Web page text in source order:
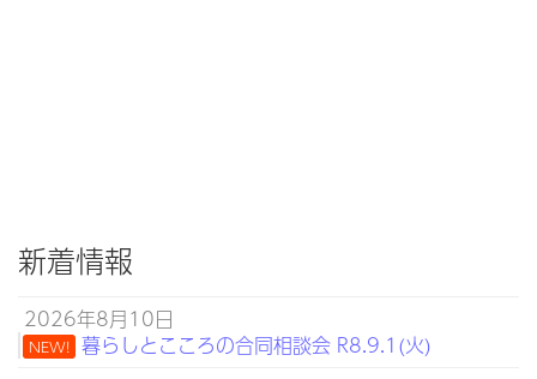
新着情報
2026年8月10日
NEW! 暮らしとこころの合同相談会 R8.9.1(火)